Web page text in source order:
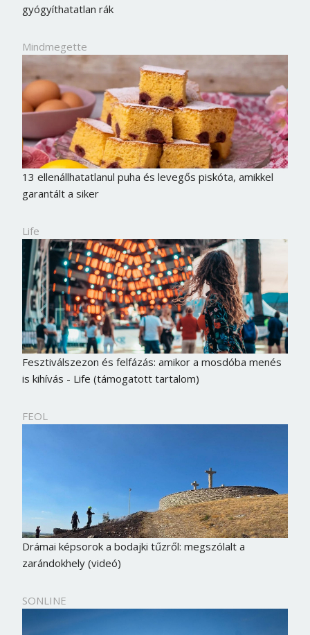
gyógyíthatatlan rák
Mindmegette
13 ellenállhatatlanul puha és levegős piskóta, amikkel
garantált a siker
Life
Fesztiválszezon és felfázás: amikor a mosdóba menés
is kihívás - Life (támogatott tartalom)
FEOL
Drámai képsorok a bodajki tűzről: megszólalt a
zarándokhely (videó)
SONLINE